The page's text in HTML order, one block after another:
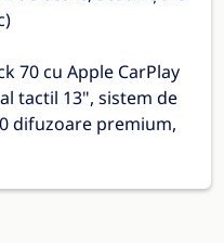
70 cu Apple CarPlay
tactil 13", sistem de
difuzoare premium,